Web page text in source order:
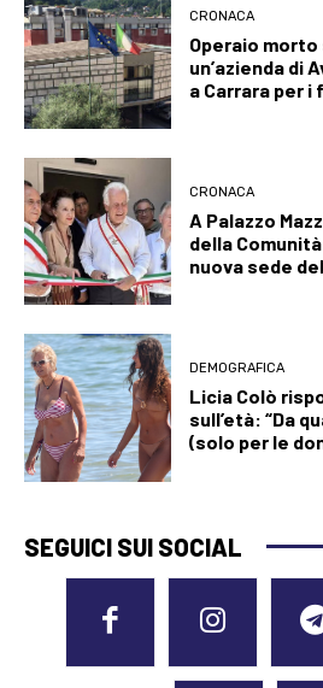
CRONACA
Operaio morto
un’azienda di
a Carrara per i
CRONACA
A Palazzo
della
nuova sede
DEMOGRAFICA
Licia Colò
sull’età: “Da
(solo per le
SEGUICI SUI SOCIAL